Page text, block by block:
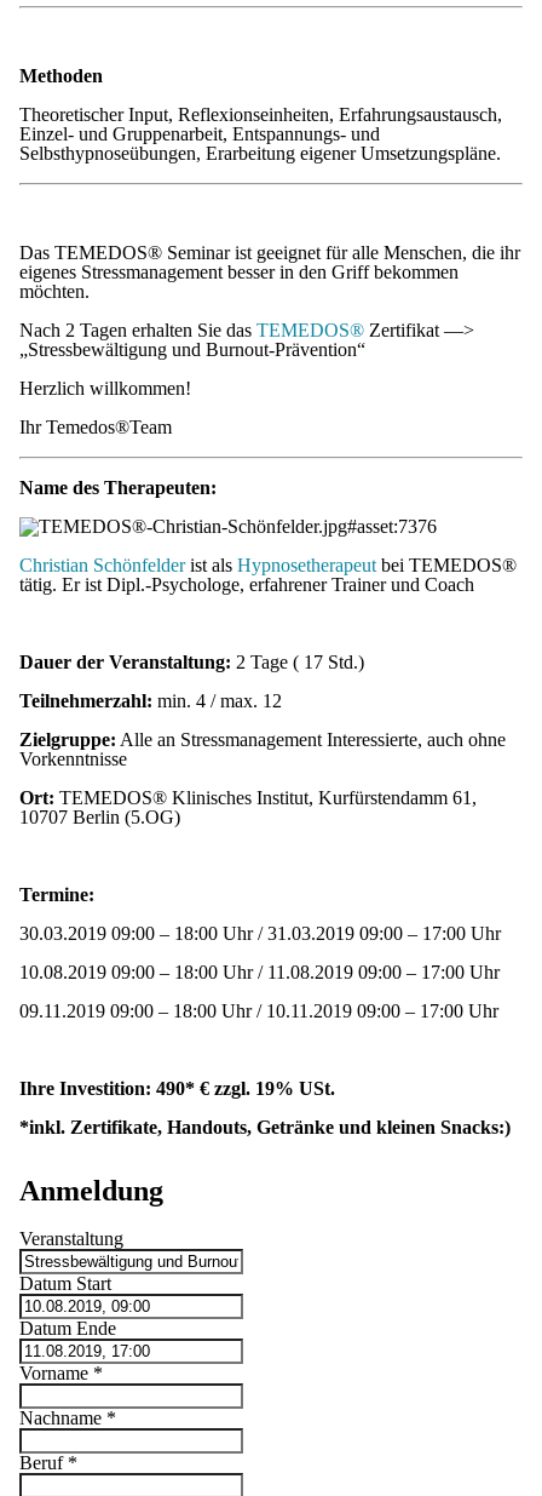
Methoden
Theoretischer Input, Reflexionseinheiten, Erfahrungsaustausch,
Einzel- und Gruppenarbeit, Entspannungs- und
Selbsthypnoseübungen, Erarbeitung eigener Umsetzungspläne.
Das TEMEDOS® Seminar ist geeignet für alle Menschen, die ihr
eigenes Stressmanagement besser in den Griff bekommen
möchten.
Nach 2 Tagen erhalten Sie das TEMEDOS® Zertifikat —>
„Stressbewältigung und Burnout-Prävention“
Herzlich willkommen!
Ihr Temedos®Team
Name des Therapeuten:
Christian Schönfelderist als Hypnosetherapeut bei TEMEDOS®
tätig. Er ist Dipl.-Psychologe, erfahrener Trainer und Coach
Dauer der Veranstaltung: 2 Tage ( 17 Std.)
Teilnehmerzahl: min. 4 / max. 12
Zielgruppe: Alle an Stressmanagement Interessierte, auch ohne
Vorkenntnisse
Ort: TEMEDOS® Klinisches Institut, Kurfürstendamm 61,
10707 Berlin (5.OG)
Termine:
30.03.2019 09:00 – 18:00 Uhr / 31.03.2019 09:00 – 17:00 Uhr
10.08.2019 09:00 – 18:00 Uhr / 11.08.2019 09:00 – 17:00 Uhr
09.11.2019 09:00 – 18:00 Uhr / 10.11.2019 09:00 – 17:00 Uhr
Ihre Investition: 490* € zzgl. 19% USt.
*inkl. Zertifikate, Handouts, Getränke und kleinen Snacks:)
Anmeldung
Veranstaltung
Datum Start
Datum Ende
Vorname *
Nachname *
Beruf *